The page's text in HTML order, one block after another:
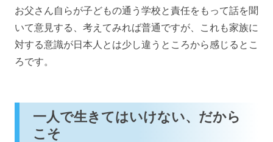
お父さん自らが子どもの通う学校と責任をもって話を聞
いて意見する、考えてみれば普通ですが、これも家族に
対する意識が日本人とは少し違うところから感じるとこ
ろです。
一人で生きてはいけない、だから
こそ